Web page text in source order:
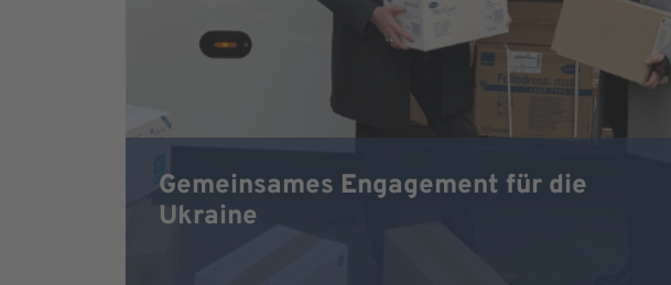
Gemeinsames Engagement für die
Ukraine